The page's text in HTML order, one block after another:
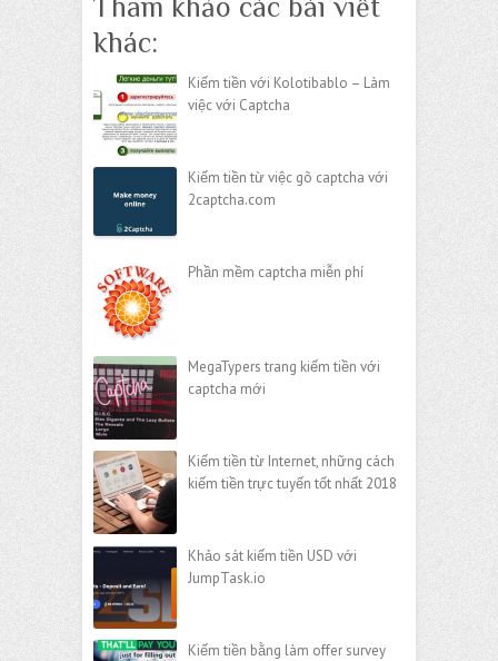
Tham khảo các bài viết
khác:
Kiếm tiền với Kolotibablo – Làm
việc với Captcha
Kiếm tiền từ việc gõ captcha với
2captcha.com
Phần mềm captcha miễn phí
MegaTypers trang kiếm tiền với
captcha mới
Kiếm tiền từ Internet, những cách
kiếm tiền trực tuyến tốt nhất 2018
Khảo sát kiếm tiền USD với
JumpTask.io
Kiếm tiền bằng làm offer survey